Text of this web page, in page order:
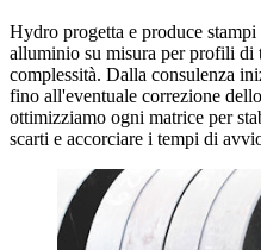
Hydro progetta e produce stampi
alluminio su misura per profili
complessità. Dalla consulenza
fino all'eventuale correzione
ottimizziamo ogni matrice per
scarti e accorciare i tempi di